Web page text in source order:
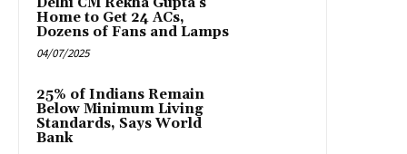
Home to Get 24 ACs,
Dozens of Fans and Lamps
04/07/2025
25% of Indians Remain
Below Minimum Living
Standards, Says World
Bank